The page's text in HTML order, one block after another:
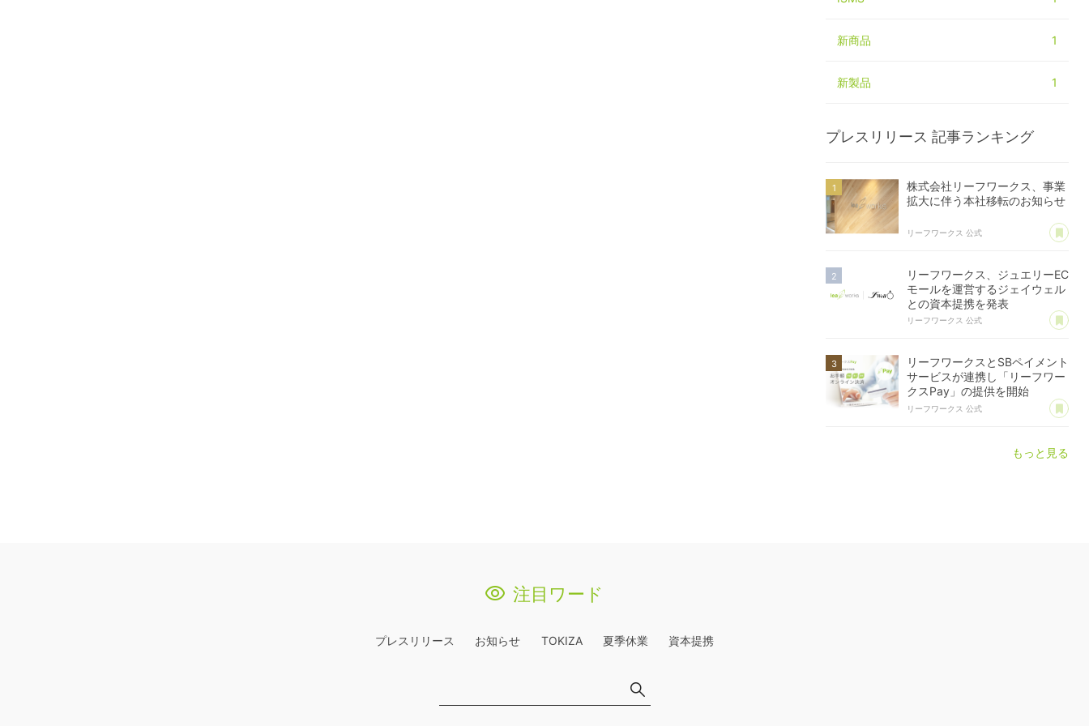
新商品 1
新製品 1
プレスリリース 記事ランキング
株式会社リーフワークス、事業
拡大に伴う本社移転のお知らせ
リーフワークス 公式 あ
リーフワークス、ジュエリーEC
モールを運営するジェイウェル
との資本提携を発表
リーフワークス 公式 あ
リーフワークスとSBペイメント
サービスが連携し「リーフワー
クスPay」の提供を開始
リーフワークス 公式 あ
もっと見る
注目ワード
プレスリリース お知らせ TOKIZA 夏季休業 資本提携